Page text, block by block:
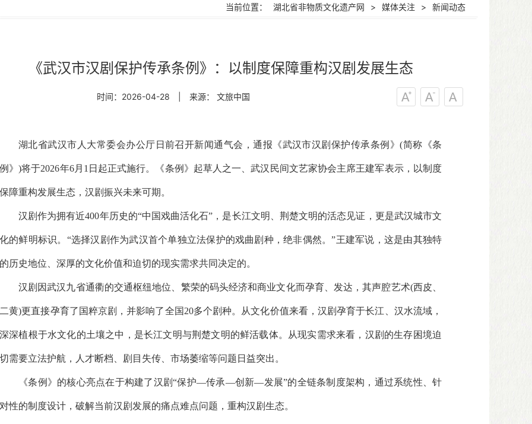
当前位置： 湖北省非物质文化遗产网 > 媒体关注 > 新闻动态
《武汉市汉剧保护传承条例》：以制度保障重构汉剧发展生态
时间：2026-04-28 来源： 文旅中国
湖北省武汉市人大常委会办公厅日前召开新闻通气会，通报《武汉市汉剧保护传承条例》(简称《条
例》)将于2026年6月1日起正式施行。《条例》起草人之一、武汉民间文艺家协会主席王建军表示，以制度
保障重构发展生态，汉剧振兴未来可期。
汉剧作为拥有近400年历史的“中国戏曲活化石”，是长江文明、荆楚文明的活态见证，更是武汉城市文
化的鲜明标识。“选择汉剧作为武汉首个单独立法保护的戏曲剧种，绝非偶然。”王建军说，这是由其独特
的历史地位、深厚的文化价值和迫切的现实需求共同决定的。
汉剧因武汉九省通衢的交通枢纽地位、繁荣的码头经济和商业文化而孕育、发达，其声腔艺术(西皮、
二黄)更直接孕育了国粹京剧，并影响了全国20多个剧种。从文化价值来看，汉剧孕育于长江、汉水流域，
深深植根于水文化的土壤之中，是长江文明与荆楚文明的鲜活载体。从现实需求来看，汉剧的生存困境迫
切需要立法护航，人才断档、剧目失传、市场萎缩等问题日益突出。
《条例》的核心亮点在于构建了汉剧“保护—传承—创新—发展”的全链条制度架构，通过系统性、针
对性的制度设计，破解当前汉剧发展的痛点难点问题，重构汉剧生态。